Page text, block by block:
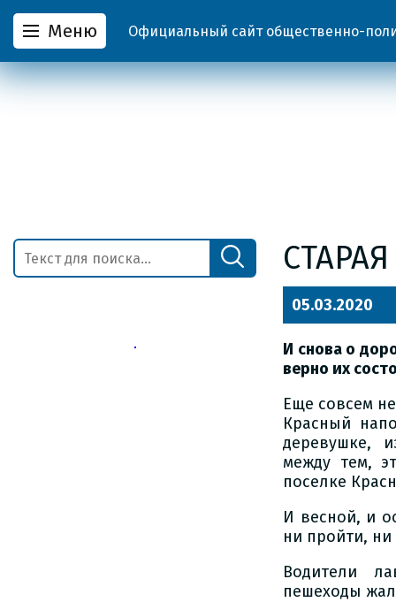
Меню Официальный сайт общественно-
05.03.2020
И снова о
верно их
Еще совсем
Красный
деревушке,
между тем,
поселке
И весной, и
ни пройти, ни
Водители
пешеходы